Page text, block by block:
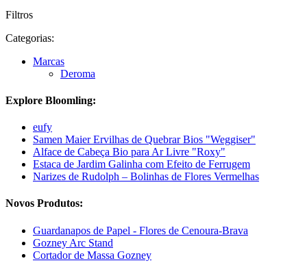
Filtros
Categorias:
Marcas
Deroma
Explore Bloomling:
eufy
Samen Maier Ervilhas de Quebrar Bios "Weggiser"
Alface de Cabeça Bio para Ar Livre "Roxy"
Estaca de Jardim Galinha com Efeito de Ferrugem
Narizes de Rudolph – Bolinhas de Flores Vermelhas
Novos Produtos:
Guardanapos de Papel - Flores de Cenoura-Brava
Gozney Arc Stand
Cortador de Massa Gozney